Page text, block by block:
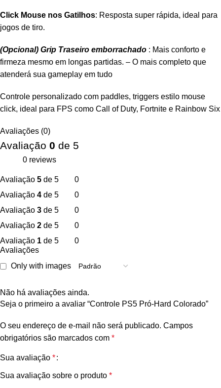
Click Mouse nos Gatilhos: Resposta super rápida, ideal para
jogos de tiro.
(Opcional) Grip Traseiro emborrachado : Mais conforto e
firmeza mesmo em longas partidas. – O mais completo que
atenderá sua gameplay em tudo
Controle personalizado com paddles, triggers estilo mouse
click, ideal para FPS como Call of Duty, Fortnite e Rainbow Six
Avaliações (0)
Avaliação 0 de 5
0 reviews
Avaliação 5 de 5
0
Avaliação 4 de 5
0
Avaliação 3 de 5
0
Avaliação 2 de 5
0
Avaliação 1 de 5
0
Avaliações
Only with images
Não há avaliações ainda.
Seja o primeiro a avaliar “Controle PS5 Pró-Hard Colorado”
O seu endereço de e-mail não será publicado. Campos
obrigatórios são marcados com *
Sua avaliação *
Sua avaliação sobre o produto *